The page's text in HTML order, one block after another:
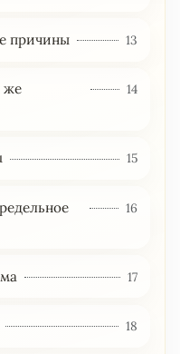
причины 13
же
14
15
16
17
18